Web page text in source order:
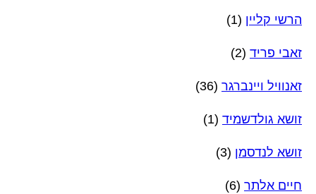
הרשי קליין (1)
זאבי פריד (2)
זאנוויל ויינברגר (36)
זושא גולדשמיד (1)
זושא לנדסמן (3)
חיים אלתר (6)